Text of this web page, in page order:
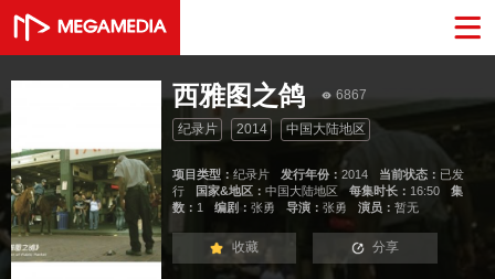
西雅图之鸽 6867
纪录片 2014 中国大陆地区
项目类型： 纪录片 发行年份： 2014 当前状态： 已发
行
国家&地区： 中国大陆地区 每集时长： 16:50
集
数： 1 编剧： 张勇 导演： 张勇 演员： 暂无
收藏 分享